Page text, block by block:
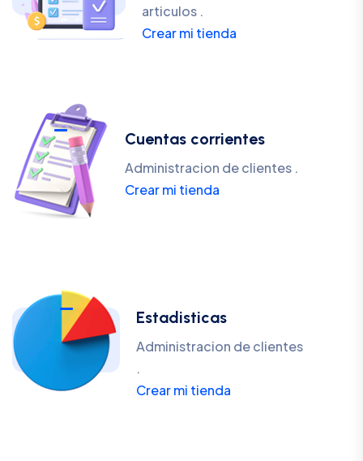
articulos .
Crear mi tienda
Cuentas corrientes
Administracion de clientes .
Crear mi tienda
Estadisticas
Administracion de clientes
.
Crear mi tienda